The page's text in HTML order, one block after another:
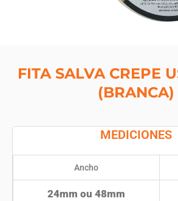
FITA SALVA CREPE
(BRANCA)
MEDICIONES
Ancho
24mm ou 48mm